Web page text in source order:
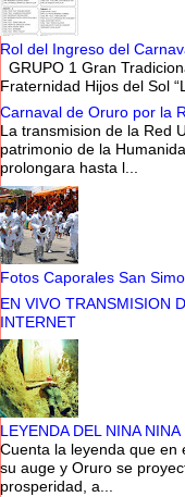
Rol del Ingreso del
GRUPO 1 Gran
Fraternidad
Carnaval de Oruro por la
La transmision de la Red
patrimonio de la
prolongara hasta l...
Fotos Caporales San
EN VIVO TRANSMISION
INTERNET
LEYENDA DEL NINA NINA
Cuenta la leyenda que en
su auge y Oruro se
prosperidad, a...